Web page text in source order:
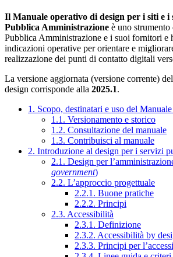
Il Manuale operativo di design per i siti e i
Pubblica Amministrazione è uno
Pubblica Amministrazione e i suoi fornitori e
indicazioni operative per orientare e
realizzazione dei punti di contatto digitali
La versione aggiornata (versione corrente)
design corrisponde alla 2025.1.
1. Scopo, destinatari e uso del
1.1. Versionamento e storico
1.2. Consultazione del manuale
1.3. Contribuisci al manuale
2. Introduzione al design per i servizi
2.1. Design per
government)
2.2. L’approccio progettuale
2.2.1. Buone pratiche
2.2.2. Principi
2.3. Accessibilità
2.3.1. Definizione
2.3.2. Accessibilità by
2.3.3. Principi per